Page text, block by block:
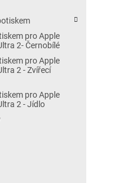
pro Apple
2- Černobílé
pro Apple
2 - Zvířecí
pro Apple
2 - Jídlo